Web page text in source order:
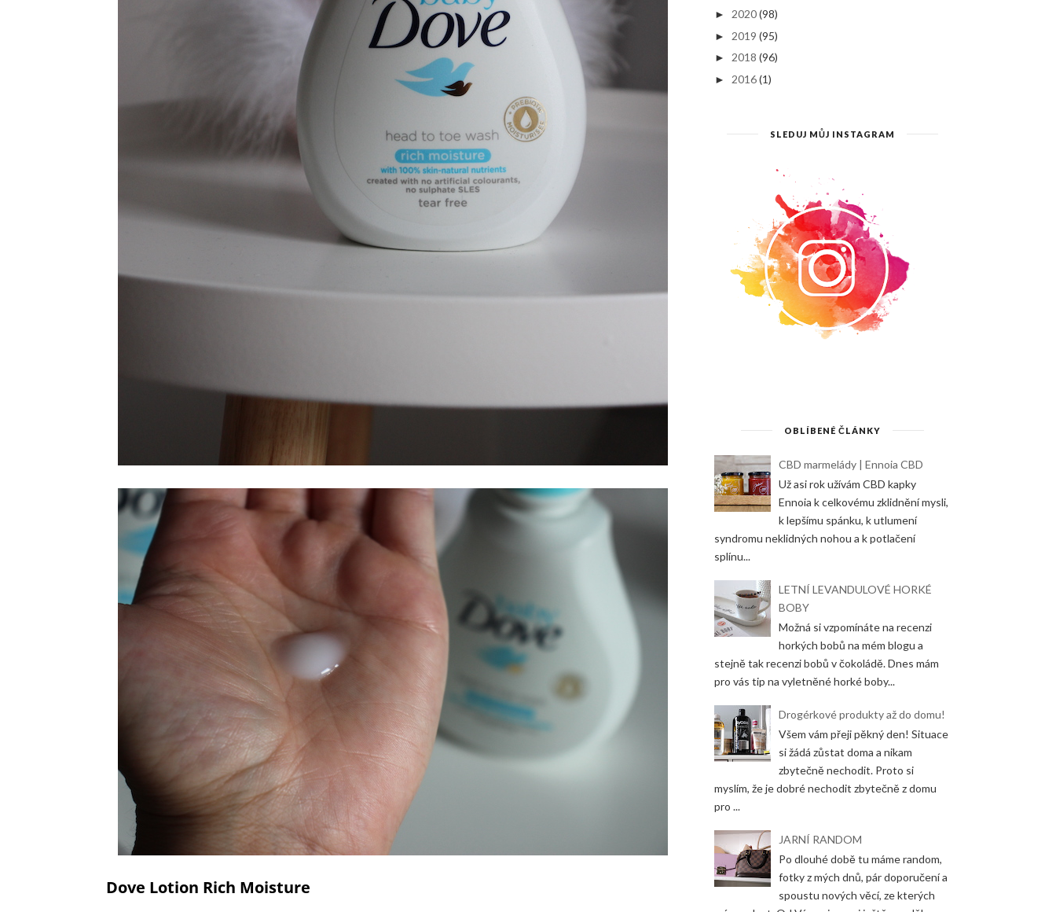
Dove Lotion Rich Moisture
► 2020 (98)
► 2019 (95)
► 2018 (96)
► 2016 (1)
SLEDUJ MŮJ INSTAGRAM
OBLÍBENÉ ČLÁNKY
CBD marmelády | Ennoia CBD
Už asi rok užívám CBD kapky
Ennoia k celkovému zklidnění mysli,
k lepšímu spánku, k utlumení
syndromu neklidných nohou a k potlačení
splínu...
LETNÍ LEVANDULOVÉ HORKÉ
BOBY
Možná si vzpomínáte na recenzi
horkých bobů na mém blogu a
stejně tak recenzi bobů v čokoládě. Dnes mám
pro vás tip na vyletněné horké boby...
Drogérkové produkty až do domu!
Všem vám přeji pěkný den! Situace
si žádá zůstat doma a nikam
zbytečně nechodit. Proto si
myslím, že je dobré nechodit zbytečně z domu
pro ...
JARNÍ RANDOM
Po dlouhé době tu máme random,
fotky z mých dnů, pár doporučení a
spoustu nových věcí, ze kterých